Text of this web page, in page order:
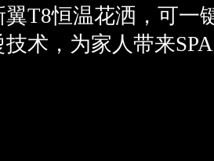
T8恒温花洒，可一
术，为家人带来